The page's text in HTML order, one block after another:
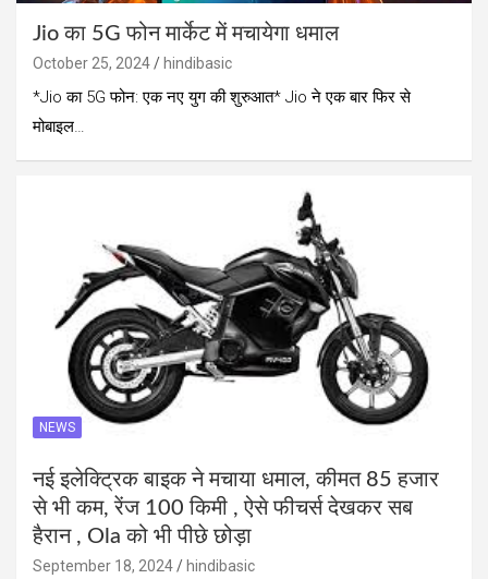
Jio का 5G फोन मार्केट में मचायेगा धमाल
October 25, 2024 hindibasic
*Jio का 5G फोन: एक नए युग की शुरुआत* Jio ने एक बार फिर से
मोबाइल…
NEWS
नई इलेक्ट्रिक बाइक ने मचाया धमाल, कीमत 85 हजार
से भी कम, रेंज 100 किमी , ऐसे फीचर्स देखकर सब
हैरान , Ola को भी पीछे छोड़ा
September 18, 2024 hindibasic